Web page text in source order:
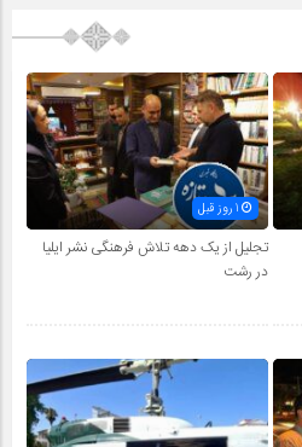
تجلیل از یک دهه تلاش فرهنگی نشر ایلیا
در رشت